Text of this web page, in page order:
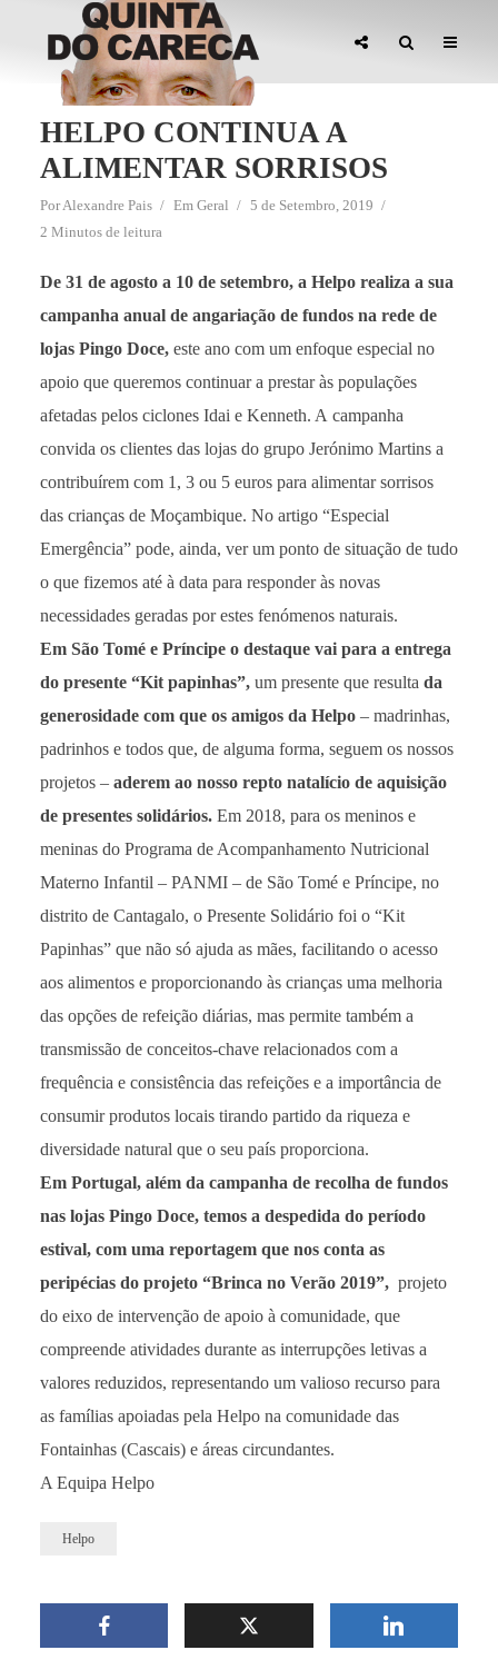
HELPO CONTINUA A
ALIMENTAR SORRISOS
PorAlexandre Pais Em Geral
5 de Setembro, 2019
2 Minutos de leitura
De 31 de agosto a 10 de setembro, a Helpo realiza a sua
campanha anual de angariação de fundos na rede de
lojas Pingo Doce, este ano com um enfoque especial no
apoio que queremos continuar a prestar às populações
afetadas pelos ciclones Idai e Kenneth. A campanha
convida os clientes das lojas do grupo Jerónimo Martins a
contribuírem com 1, 3 ou 5 euros para alimentar sorrisos
das crianças de Moçambique. No artigo “Especial
Emergência” pode, ainda, ver um ponto de situação de tudo
o que fizemos até à data para responder às novas
necessidades geradas por estes fenómenos naturais.
Em São Tomé e Príncipe o destaque vai para a entrega
do presente “Kit papinhas”, um presente que resulta da
generosidade com que os amigos da Helpo– madrinhas,
padrinhos e todos que, de alguma forma, seguem os nossos
projetos – aderem ao nosso repto natalício de aquisição
de presentes solidários.Em 2018, para os meninos e
meninas do Programa de Acompanhamento Nutricional
Materno Infantil – PANMI – de São Tomé e Príncipe, no
distrito de Cantagalo, o Presente Solidário foi o “Kit
Papinhas” que não só ajuda as mães, facilitando o acesso
aos alimentos e proporcionando às crianças uma melhoria
das opções de refeição diárias, mas permite também a
transmissão de conceitos-chave relacionados com a
frequência e consistência das refeições e a importância de
consumir produtos locais tirando partido da riqueza e
diversidade natural que o seu país proporciona.
Em Portugal, além da campanha de recolha de fundos
nas lojas Pingo Doce, temos a despedida do período
estival, com uma reportagem que nos conta as
peripécias do projeto “Brinca no Verão 2019”, projeto
do eixo de intervenção de apoio à comunidade, que
compreende atividades durante as interrupções letivas a
valores reduzidos, representando um valioso recurso para
as famílias apoiadas pela Helpo na comunidade das
Fontainhas (Cascais) e áreas circundantes.
A Equipa Helpo
Helpo